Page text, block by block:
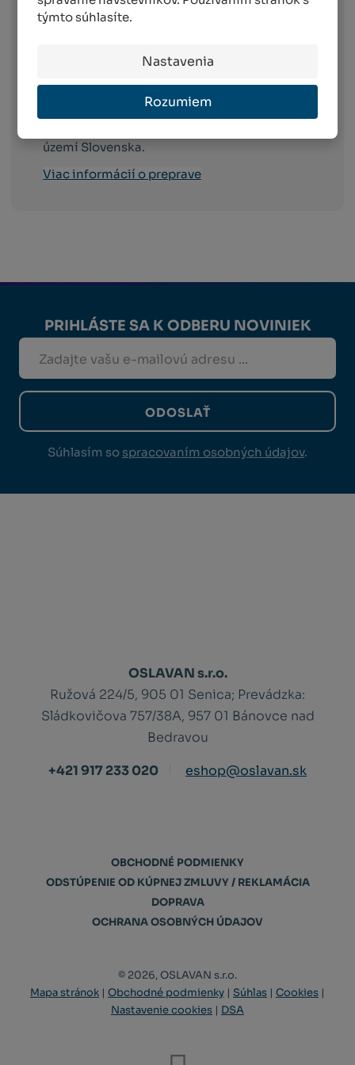
týmto súhlasíte.
Nastavenia
Rozumiem
skladom).
v prípade spôsobu platby dobierkou a GP
webpay).
území Slovenska.
Viac informácií o preprave
PRIHLÁSTE SA K ODBERU NOVINIEK
ODOSLAŤ
Súhlasím so spracovaním osobných údajov.
OSLAVAN s.r.o.
Ružová 224/5, 905 01 Senica; Prevádzka:
Sládkovičova 757/38A, 957 01 Bánovce nad
Bedravou
+421 917 233 020
eshop@oslavan.sk
OBCHODNÉ PODMIENKY
ODSTÚPENIE OD KÚPNEJ ZMLUVY / REKLAMÁCIA
DOPRAVA
OCHRANA OSOBNÝCH ÚDAJOV
© 2026, OSLAVAN s.r.o.
Mapa stránok | Obchodné podmienky | Súhlas | Cookies |
Nastavenie cookies | DSA